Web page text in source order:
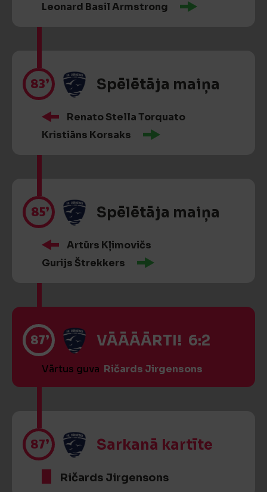
Leonard Basil Armstrong
83’ Spēlētāja maiņa
Renato Stella Torquato
Kristiāns Korsaks
85’ Spēlētāja maiņa
Artūrs Kļimovičs
Gurijs Štrekkers
87’ VĀĀĀĀRTI! 6:2
Vārtus guva Ričards Jirgensons
87’ Sarkanā kartīte
Ričards Jirgensons